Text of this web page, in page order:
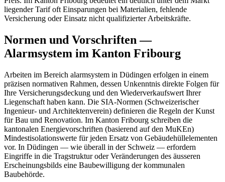
liegender Tarif oft Einsparungen bei Materialien, fehlende
Versicherung oder Einsatz nicht qualifizierter Arbeitskräfte.
Normen und Vorschriften —
Alarmsystem im Kanton Fribourg
Arbeiten im Bereich alarmsystem in Düdingen erfolgen in einem
präzisen normativen Rahmen, dessen Unkenntnis direkte Folgen für
Ihre Versicherungsdeckung und den Wiederverkaufswert Ihrer
Liegenschaft haben kann. Die SIA-Normen (Schweizerischer
Ingenieur- und Architektenverein) definieren die Regeln der Kunst
für Bau und Renovation. Im Kanton Fribourg schreiben die
kantonalen Energievorschriften (basierend auf den MuKEn)
Mindestisolationswerte für jeden Ersatz von Gebäudehüllelementen
vor. In Düdingen — wie überall in der Schweiz — erfordern
Eingriffe in die Tragstruktur oder Veränderungen des äusseren
Erscheinungsbilds eine Baubewilligung der kommunalen
Baubehörde.